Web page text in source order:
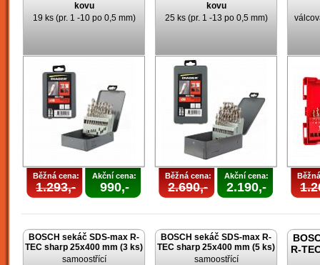
kovu
19 ks (pr. 1 -10 po 0,5 mm)
Běžná cena:
1.293,-
Akční cena:
990,-
kovu
25 ks (pr. 1 -13 po 0,5 mm)
Běžná cena:
2.690,-
Akční cena:
2.190,-
BOSCH sekáč SDS-max R-
TEC sharp 25x400 mm (3 ks)
samoostřící
BOSCH sekáč SDS-max R-
TEC sharp 25x400 mm (5 ks)
samoostřící
R-